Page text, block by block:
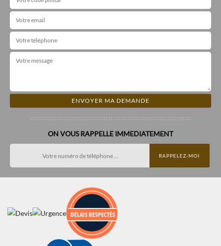
ON VOUS RAPPELLE IMMEDIATEMENT